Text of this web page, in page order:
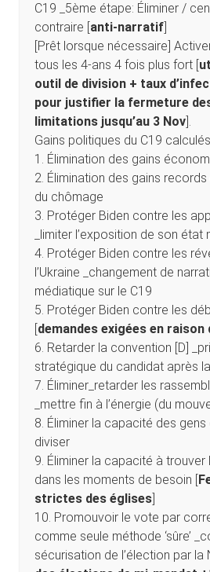
C19 _5ème étape: Éliminer /
contraire [anti-narratif]
[Prêt lorsque nécessaire]
tous les 4-ans 4 fois plus fort [
outil de division + taux
pour justifier la fermeture
limitations jusqu’au 3 Nov].
Gains politiques du C19
1. Élimination des gains
2. Élimination des gains
du chômage
3. Protéger Biden contre les
_limiter l’exposition de son état
4. Protéger Biden contre les
l’Ukraine _changement de
médiatique sur le C19
5. Protéger Biden contre les
[demandes exigées en raison
6. Retarder la convention [D]
stratégique du candidat après
7. Éliminer_retarder les
_mettre fin à l’énergie (du
8. Éliminer la capacité des gens
diviser
9. Éliminer la capacité à
dans les moments de besoin [
strictes des églises]
10. Promouvoir le vote par
comme seule méthode ‘sûre’
sécurisation de l’élection par la